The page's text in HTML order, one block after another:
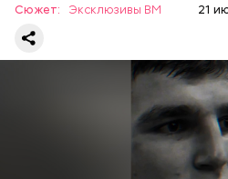
Сюжет: Эксклюзивы ВМ 21
двум статьям: «Убийство»
оружия». Расследование
контроль
России Александр